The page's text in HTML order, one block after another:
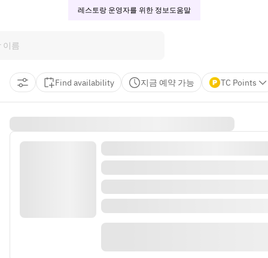
레스토랑 운영자를 위한 정보도움말
Find availability 지금 예약 가능 TC Points